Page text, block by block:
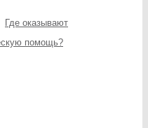
Где оказывают
помощь?